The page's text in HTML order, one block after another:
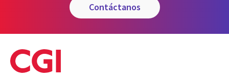
contáctanos